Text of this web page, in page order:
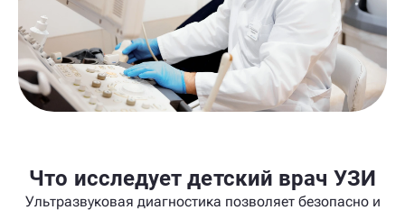
Что исследует детский врач УЗИ
Ультразвуковая диагностика позволяет безопасно и